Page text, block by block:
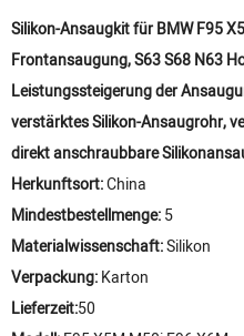
Silikon-Ansaugkit für BMW F95
Frontansaugung, S63 S68 N63
Leistungssteigerung der
verstärktes Silikon-Ansaugrohr,
direkt anschraubbare
Herkunftsort:China
Mindestbestellmenge:5
Materialwissenschaft:Silikon
Verpackung:Karton
Lieferzeit:50